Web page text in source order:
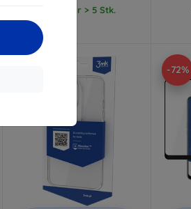
Auf Lager > 5 Stk.
-72%